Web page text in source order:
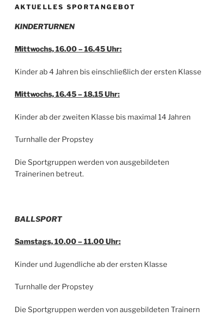
AKTUELLES SPORTANGEBOT
KINDERTURNEN
Mittwochs, 16.00 – 16.45 Uhr:
Kinder ab 4 Jahren bis einschließlich der ersten Klasse
Mittwochs, 16.45 – 18.15 Uhr:
Kinder ab der zweiten Klasse bis maximal 14 Jahren
Turnhalle der Propstey
Die Sportgruppen werden von ausgebildeten
Trainerinen betreut.
BALLSPORT
Samstags, 10.00 – 11.00 Uhr:
Kinder und Jugendliche ab der ersten Klasse
Turnhalle der Propstey
Die Sportgruppen werden von ausgebildeten Trainern